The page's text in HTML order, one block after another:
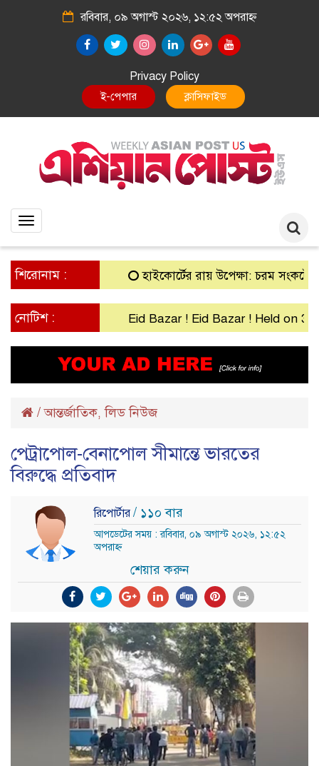
রবিবার, ০৯ অগাস্ট ২০২৬, ১২:৫২ অপরাহ্ন
Privacy Policy
E-Paper Classified
Toggle
শিরোনাম : হাইকোর্টের রায় উপেক্ষা: চরম সংকটে
নোটিশ : Eid Bazar ! Eid Bazar ! Held on 30th
/আন্তর্জাতিক,লিড নিউজ
পেট্রাপোল-বেনাপোল সীমান্তে ভারতের
বিরুদ্ধে প্রতিবাদ
রিপোর্টার/ ১১০ বার
আপডেটের সময় : রবিবার, ০৯ অগাস্ট ২০২৬, ১২:৫২
অপরাহ্ন
শেয়ার করুন